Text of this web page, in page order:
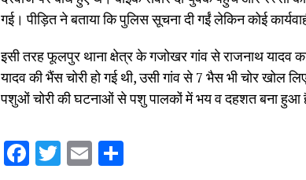
गई। पीड़ित ने बताया कि पुलिस सूचना दी गईं लेकिन कोई
इसी तरह फूलपुर थाना क्षेत्र के गजोखर गांव से राजनाथ यादव
यादव की भैंस चोरी हो गई थी, उसी गांव से 7 भैस भी चोर
पशुओं चोरी की घटनाओं से पशु पालकों में भय व दहशत बना हुआ
Facebook
Twitter
Email